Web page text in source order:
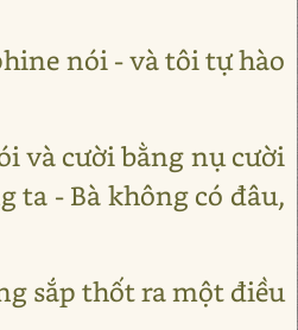
nói - và tôi tự hào
và cười bằng nụ cười
ta - Bà không có đâu,
sắp thốt ra một điều